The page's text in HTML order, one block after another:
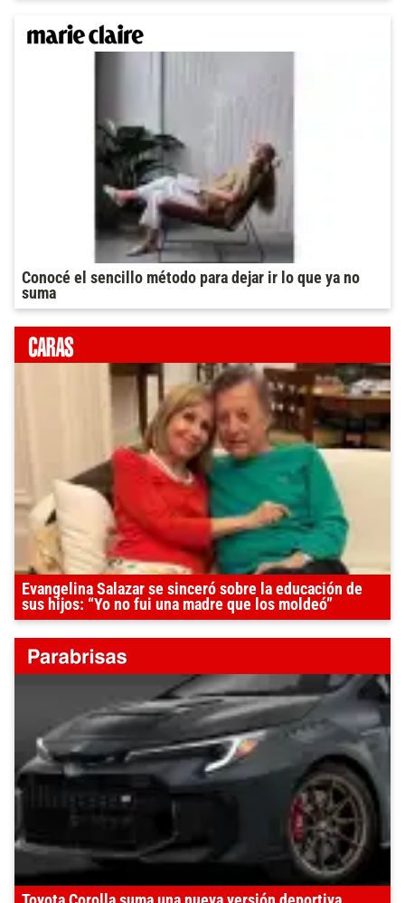
Conocé el sencillo método para dejar ir lo que ya no
suma
Evangelina Salazar se sinceró sobre la educación de
sus hijos: “Yo no fui una madre que los moldeó”